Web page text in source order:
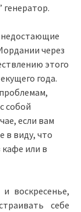
генератор.
недостающие
через
этого
года.
собой
если вам
в виду, что
или в
воскресенье,
себе